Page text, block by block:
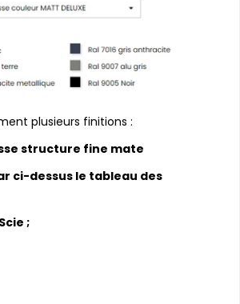
plusieurs finitions :
structure fine mate
ci-dessus le tableau des
;